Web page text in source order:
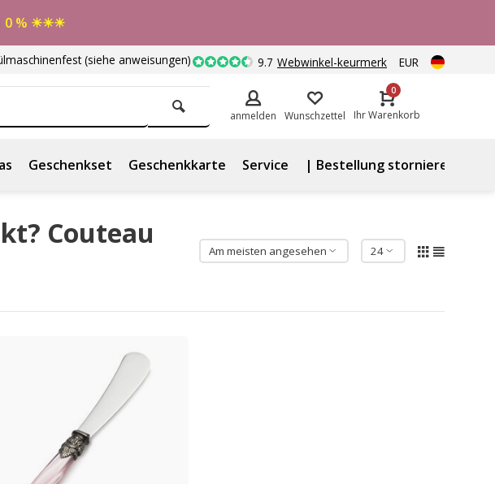
0 % ☀☀☀
(siehe anweisungen) 9.7 Webwinkel-keurmerk EUR
anmelden Wunschzettel
0
Ihr Warenkorb
Geschenkset Geschenkkarte Service | Bestellung stornieren
Couteau